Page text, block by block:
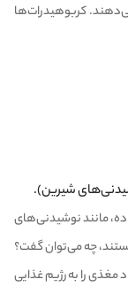
کربوهیدرات‌ها
شیرین).
، مانند نوشیدنی‌های
چه می‌توان گفت؟
مغذی را به رژیم غذایی